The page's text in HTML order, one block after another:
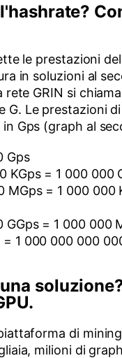
le prestazioni
in soluzioni al
rete GRIN si
G. Le prestazioni
Gps (graph al
Gps
KGps = 1 000 000
MGps = 1 000 000
GGps = 1 000 000
= 1 000 000 000
di
milioni di